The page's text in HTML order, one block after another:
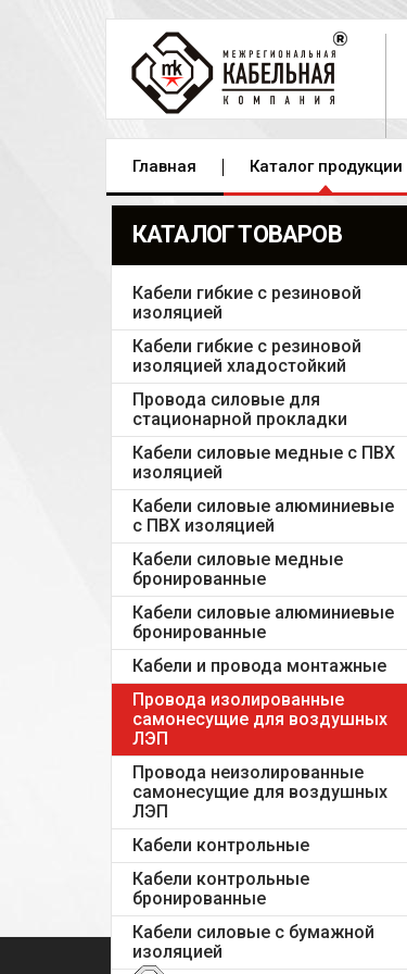
Главная Каталог продукции
КАТАЛОГ ТОВАРОВ
Кабели гибкие с резиновой
изоляцией
Кабели гибкие с резиновой
изоляцией хладостойкий
Провода силовые для
стационарной прокладки
Кабели силовые медные с ПВХ
изоляцией
Кабели силовые алюминиевые
с ПВХ изоляцией
Кабели силовые медные
бронированные
Кабели силовые алюминиевые
бронированные
Кабели и провода монтажные
Провода изолированные
самонесущие для воздушных
ЛЭП
Провода неизолированные
самонесущие для воздушных
ЛЭП
Кабели контрольные
Кабели контрольные
бронированные
Кабели силовые с бумажной
изоляцией